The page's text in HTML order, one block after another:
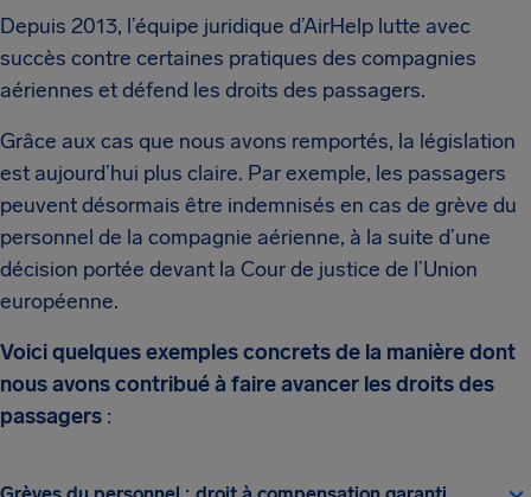
Depuis 2013, l’équipe juridique d’AirHelp lutte avec
succès contre certaines pratiques des compagnies
aériennes et défend les droits des passagers.
Grâce aux cas que nous avons remportés, la législation
est aujourd’hui plus claire. Par exemple, les passagers
peuvent désormais être indemnisés en cas de grève du
personnel de la compagnie aérienne, à la suite d’une
décision portée devant la Cour de justice de l’Union
européenne.
Voici quelques exemples concrets de la manière dont
nous avons contribué à faire avancer les droits des
passagers :